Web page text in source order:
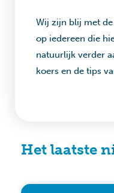
Wij zijn blij met
op iedereen die
natuurlijk verder
koers en de tips
Het laatste